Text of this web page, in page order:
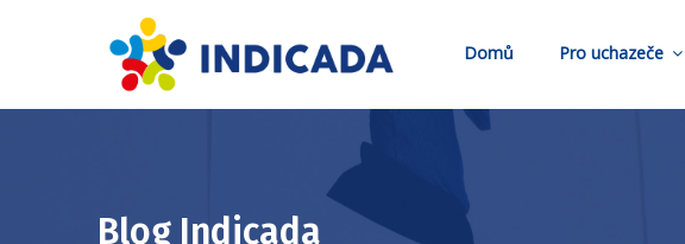
Domů Pro uchazeče
Blog Indicada